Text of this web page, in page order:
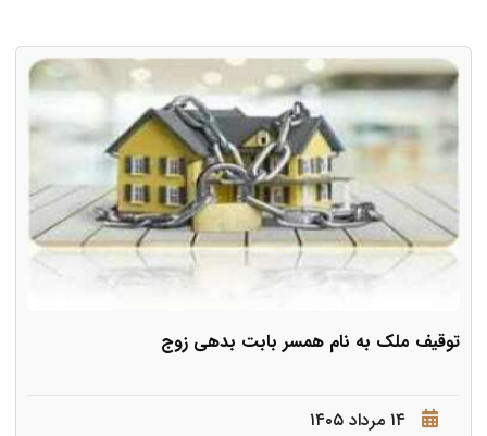
توقیف ملک به نام همسر بابت بدهی زوج
۱۴ مرداد ۱۴۰۵